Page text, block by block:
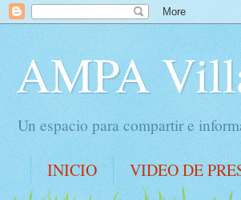
AMPA
Un espacio para compartir e
INICIO VIDEO DE